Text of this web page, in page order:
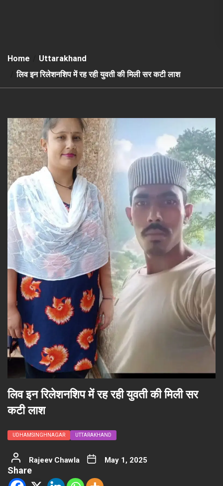
Home
Uttarakhand
लिव इन रिलेशनशिप में रह रही युवती की मिली सर कटी लाश
लिव इन रिलेशनशिप में रह रही युवती की मिली सर
कटी लाश
UDHAMSINGHNAGAR UTTARAKHAND
Rajeev Chawla May 1, 2025
Share